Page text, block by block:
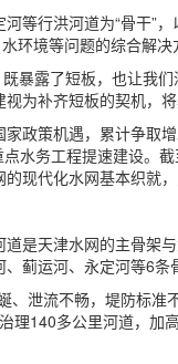
等行洪河道为“骨干”
环境等问题的综合解决
既暴露了短板，也让我
为补齐短板的契机，
政策机遇，累计争取
水务工程提速建设。
现代化水网基本织就
是天津水网的主骨架
蓟运河、永定河等6条
、泄流不畅，堤防标
理140多公里河道，